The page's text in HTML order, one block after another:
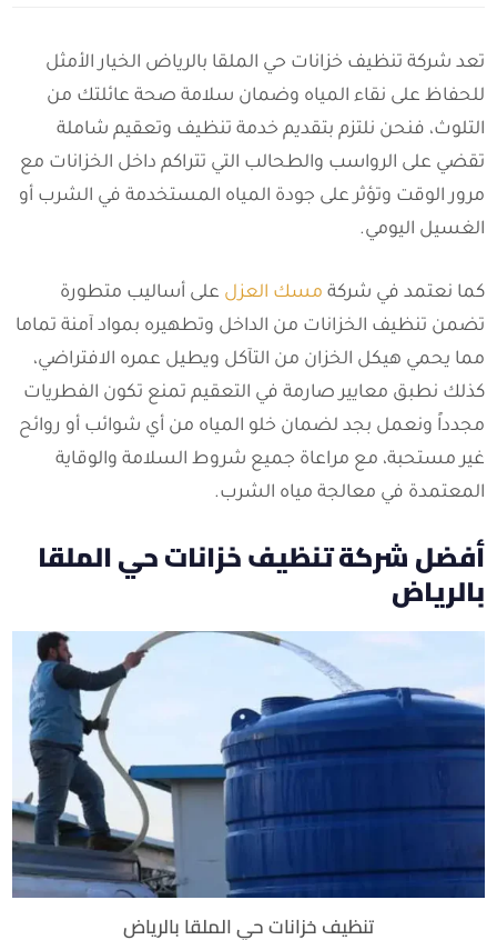
تعد شركة تنظيف خزانات حي الملقا بالرياض الخيار الأمثل
للحفاظ على نقاء المياه وضمان سلامة صحة عائلتك من
التلوث، فنحن نلتزم بتقديم خدمة تنظيف وتعقيم شاملة
تقضي على الرواسب والطحالب التي تتراكم داخل الخزانات مع
مرور الوقت وتؤثر على جودة المياه المستخدمة في الشرب أو
الغسيل اليومي.
كما نعتمد في شركة مسك العزل على أساليب متطورة
تضمن تنظيف الخزانات من الداخل وتطهيره بمواد آمنة تماما
مما يحمي هيكل الخزان من التآكل ويطيل عمره الافتراضي،
كذلك نطبق معايير صارمة في التعقيم تمنع تكون الفطريات
مجدداً ونعمل بجد لضمان خلو المياه من أي شوائب أو روائح
غير مستحبة، مع مراعاة جميع شروط السلامة والوقاية
المعتمدة في معالجة مياه الشرب.
أفضل شركة تنظيف خزانات حي الملقا
بالرياض
تنظيف خزانات حي الملقا بالرياض